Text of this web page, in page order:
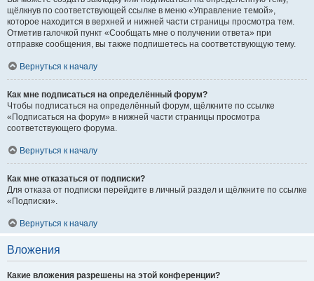
щёлкнув по соответствующей ссылке в меню «Управление темой»,
которое находится в верхней и нижней части страницы просмотра тем.
Отметив галочкой пункт «Сообщать мне о получении ответа» при
отправке сообщения, вы также подпишетесь на соответствующую тему.
Вернуться к началу
Как мне подписаться на определённый форум?
Чтобы подписаться на определённый форум, щёлкните по ссылке
«Подписаться на форум» в нижней части страницы просмотра
соответствующего форума.
Вернуться к началу
Как мне отказаться от подписки?
Для отказа от подписки перейдите в личный раздел и щёлкните по ссылке
«Подписки».
Вернуться к началу
Вложения
Какие вложения разрешены на этой конференции?